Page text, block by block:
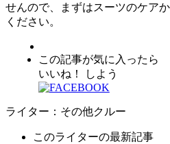
せんので、まずはスーツのケア
ください。
この記事が気に入ったら
いいね！ しよう
ライター：その他クルー
このライターの最新記事